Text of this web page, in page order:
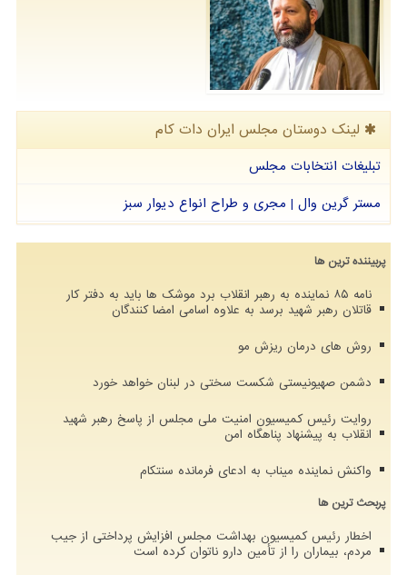
لینک دوستان مجلس ایران دات كام
تبلیغات انتخابات مجلس
مستر گرین وال | مجری و طراح انواع دیوار سبز
پربیننده ترین ها
نامه ۸۵ نماینده به رهبر انقلاب برد موشک ها باید به دفتر کار
قاتلان رهبر شهید برسد به علاوه اسامی امضا کنندگان
روش های درمان ریزش مو
دشمن صهیونیستی شکست سختی در لبنان خواهد خورد
روایت رئیس کمیسیون امنیت ملی مجلس از پاسخ رهبر شهید
انقلاب به پیشنهاد پناهگاه امن
واکنش نماینده میناب به ادعای فرمانده سنتکام
پربحث ترین ها
اخطار رئیس کمیسیون بهداشت مجلس افزایش پرداختی از جیب
مردم، بیماران را از تأمین دارو ناتوان کرده است